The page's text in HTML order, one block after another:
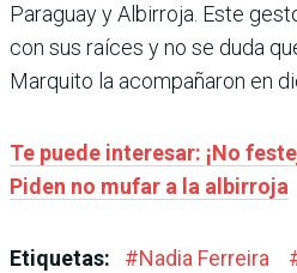
Paraguay y Albirroja. Este
con sus raíces y no se duda
Marquito la acompañaron en
Te puede interesar: ¡No
Piden no mufar a la albirroja
Etiquetas: #Nadia Ferreira